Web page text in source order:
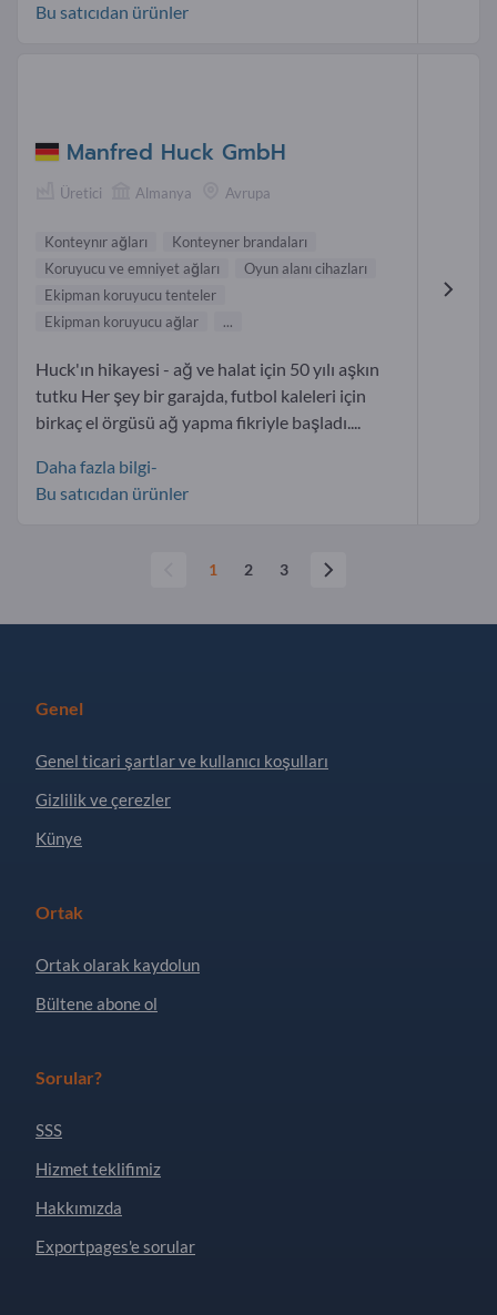
Bu satıcıdan ürünler
Manfred Huck GmbH
Üretici Almanya Avrupa
Konteynır ağları
Konteyner brandaları
Koruyucu ve emniyet ağları
Oyun alanı cihazları
Ekipman koruyucu tenteler
Ekipman koruyucu ağlar
...
Huck'ın hikayesi - ağ ve halat için 50 yılı aşkın
tutku Her şey bir garajda, futbol kaleleri için
birkaç el örgüsü ağ yapma fikriyle başladı....
Daha fazla bilgi-
Bu satıcıdan ürünler
1 2 3
Genel
Genel ticari şartlar ve kullanıcı koşulları
Gizlilik ve çerezler
Künye
Ortak
Ortak olarak kaydolun
Bültene abone ol
Sorular?
SSS
Hizmet teklifimiz
Hakkımızda
Exportpages'e sorular